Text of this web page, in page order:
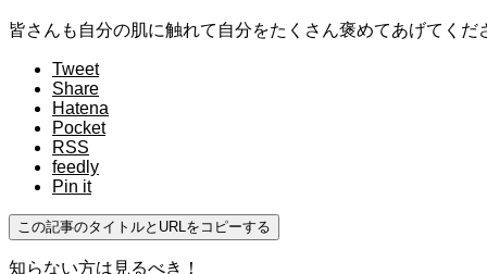
皆さんも自分の肌に触れて自分をたくさん褒めてあげてくだ
Tweet
Share
Hatena
Pocket
RSS
feedly
Pin it
この記事のタイトルとURLをコピーする
知らない方は見るべき！